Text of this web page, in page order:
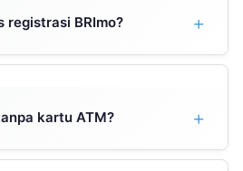
transfer antar bank.
registrasi BRImo?
punya rekening dengan verifikasi
bisa selesai dalam 5-10 menit.
sekitar 10-20 menit tergantung
kartu ATM?
atau rusak, pilih metode verifikasi